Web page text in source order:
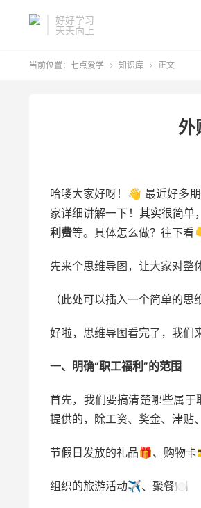
好好学习
天天向上
当前位置： 七点爱学  知识库  正文
外
哈喽大家好呀！👋 最近好多
家详细讲解一下！其实很简单
利费等。具体怎么做？往下
先来个思维导图，让大家对
（此处可以插入一个简单的
好啦，思维导图看完了，我们
一、明确“职工福利”的范围
首先，我们要搞清楚哪些属于
提供的，除工资、奖金、津贴
节假日发放的礼品🎁、购物卡
组织的旅游活动✈️、聚餐🍽️